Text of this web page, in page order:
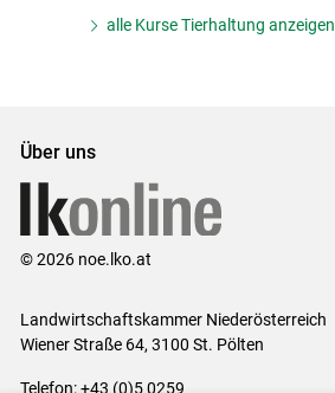
alle Kurse Tierhaltung anzeigen
Über uns
© 2026 noe.lko.at
Landwirtschaftskammer Niederösterreich
Wiener Straße 64, 3100 St. Pölten
Telefon: +43 (0)5 0259